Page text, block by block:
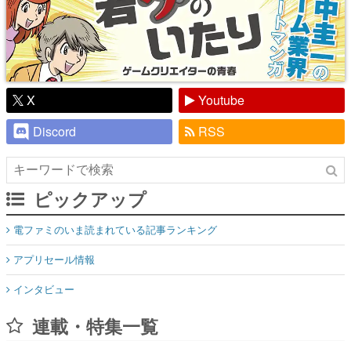
X
Youtube
Discord
RSS
ピックアップ
電ファミのいま読まれている記事ランキング
アプリセール情報
インタビュー
連載・特集一覧